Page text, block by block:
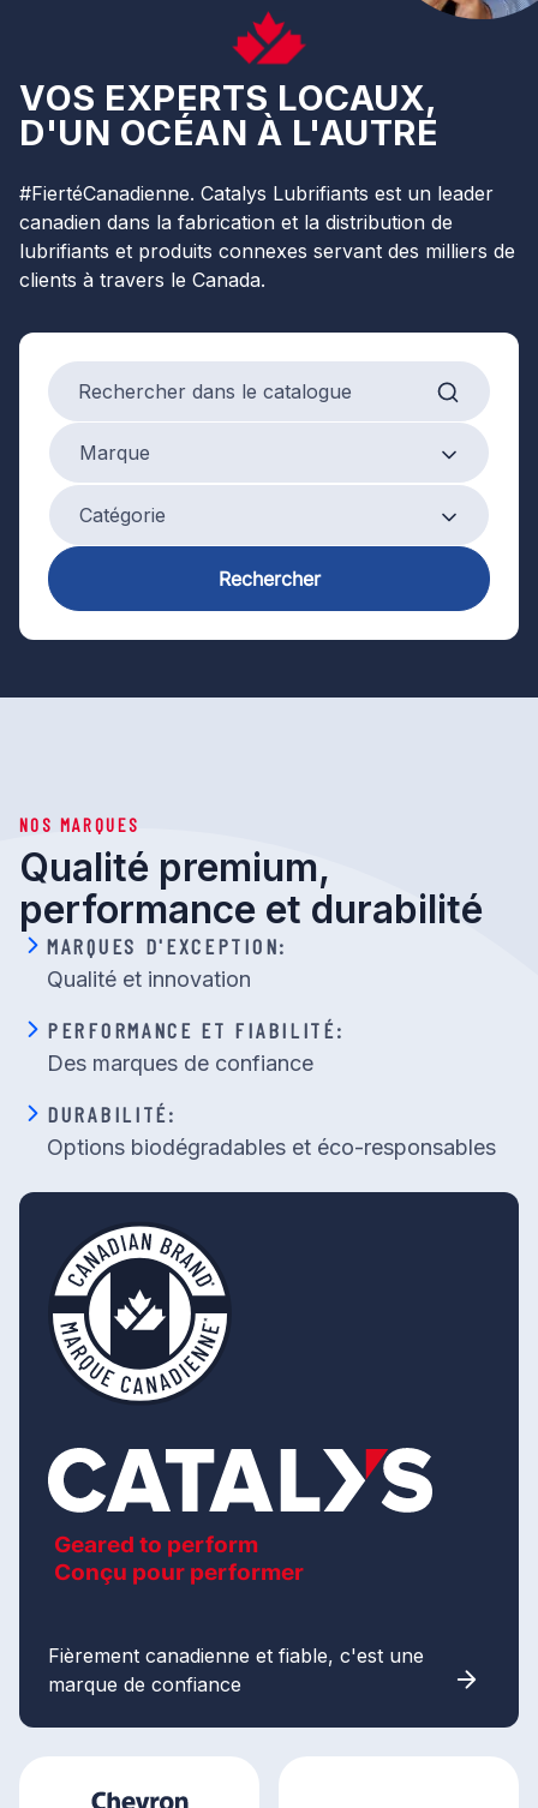
VOS EXPERTS LOCAUX,
D'UN OCÉAN À L'AUTRE
#FiertéCanadienne. Catalys Lubrifiants est un leader
canadien dans la fabrication et la distribution de
lubrifiants et produits connexes servant des milliers de
clients à travers le Canada.
Search products
Marque
Marque
Product Category
Catégorie
Rechercher
NOS MARQUES
Qualité premium,
performance et durabilité
MARQUES D'EXCEPTION:
Qualité et innovation
PERFORMANCE ET FIABILITÉ:
Des marques de confiance
DURABILITÉ:
Options biodégradables et éco-responsables
Geared to perform
Conçu pour performer
Fièrement canadienne et fiable, c'est une
marque de confiance